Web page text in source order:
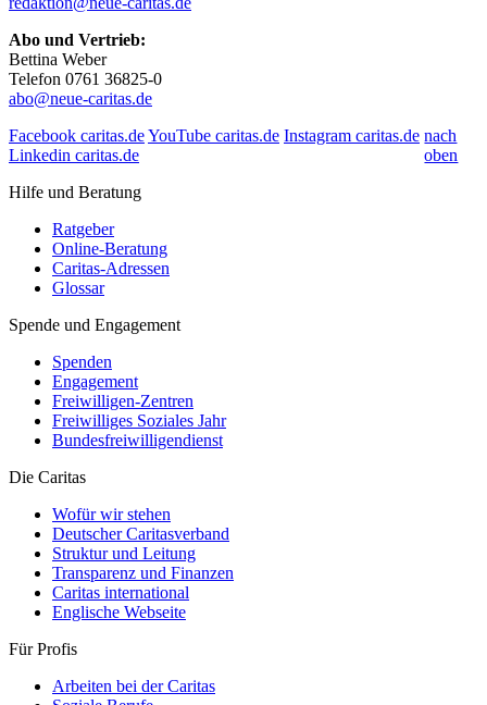
Abo und Vertrieb:
Bettina Weber
Telefon 0761 36825-0
abo@neue-caritas.de
Facebook caritas.deYouTube caritas.de Instagram caritas.de
Linkedin caritas.de
nach
oben
Hilfe und Beratung
Ratgeber
Online-Beratung
Caritas-Adressen
Glossar
Spende und Engagement
Spenden
Engagement
Freiwilligen-Zentren
Freiwilliges Soziales Jahr
Bundesfreiwilligendienst
Die Caritas
Wofür wir stehen
Deutscher Caritasverband
Struktur und Leitung
Transparenz und Finanzen
Caritas international
Englische Webseite
Für Profis
Arbeiten bei der Caritas